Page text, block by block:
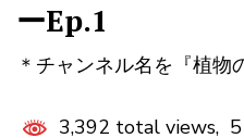
ーEp.1
＊チャンネル名を『植
3,392 total views,